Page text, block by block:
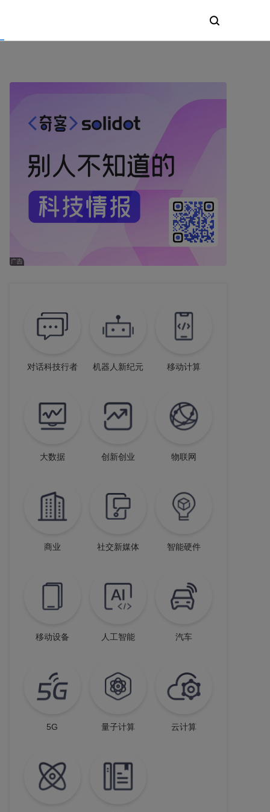
对话科技行者 机器人新纪元 移动计算
大数据 创新创业 物联网
商业 社交新媒体 智能硬件
移动设备 人工智能 汽车
5G 量子计算 云计算